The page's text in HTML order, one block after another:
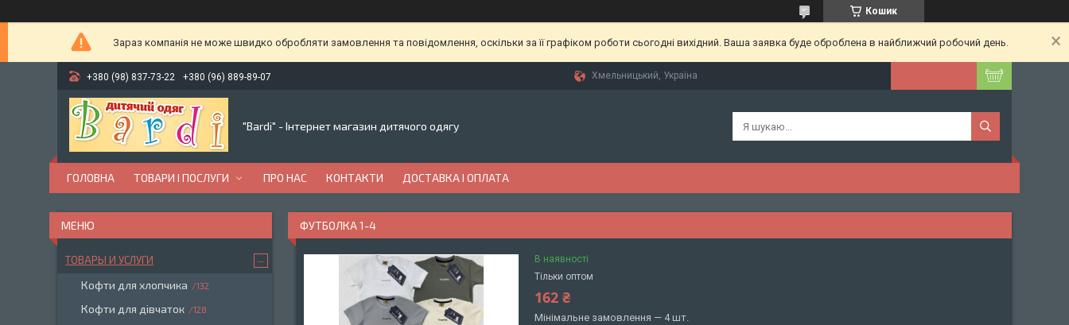
Кошик
Зараз компанія не може швидко обробляти замовлення та повідомлення, оскільки за її графіком роботи сьогодні вихідний. Ваша заявка буде оброблена в найближчий робочий день.
+380 (98) 837-73-22 +380 (96) 889-89-07 Хмельницький, Україна
"Bardi" - Інтернет магазин дитячого одягу
ГОЛОВНА ТОВАРИ І ПОСЛУГИ ПРО НАС КОНТАКТИ ДОСТАВКА І ОПЛАТА
ФУТБОЛКА 1-4
В наявності
Тільки оптом
162 ₴
Мінімальне замовлення — 4 шт.
ТОВАРЫ И УСЛУГИ
Кофти для хлопчика 132
Кофти для дівчаток 128